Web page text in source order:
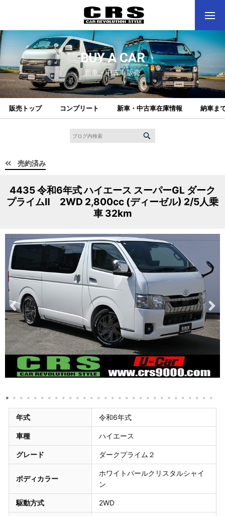
BUY A CAR
新車・中古車販売
販売トップ コンプリート 新車・中古車在庫情報 納車ま
売約済み
4435 令和6年式 ハイエース スーパーGL ダーク
プライムⅡ 2WD 2,800cc (ディーゼル) 2/5人乗
車 32km
年式 令和6年式
車種 ハイエース
グレード ダークプライム２
ボディカラー
ホワイトパールクリスタルシャイ
ン
駆動方式 2WD